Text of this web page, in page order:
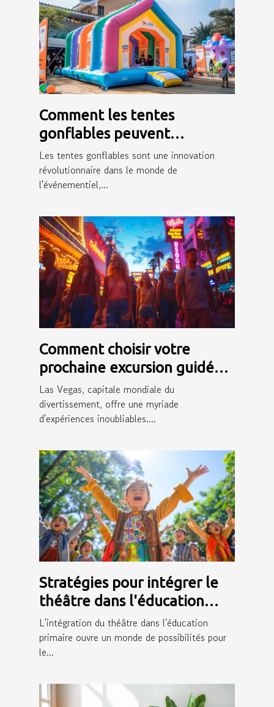
Comment les tentes
gonflables peuvent
dynamiser votre présence
événementielle
Les tentes gonflables sont une innovation
révolutionnaire dans le monde de
l'événementiel,...
Comment choisir votre
prochaine excursion guidée
en français à Las Vegas
Las Vegas, capitale mondiale du
divertissement, offre une myriade
d'expériences inoubliables....
Stratégies pour intégrer le
théâtre dans l'éducation
primaire et ses bénéfices
L'intégration du théâtre dans l'éducation
primaire ouvre un monde de possibilités pour
le...